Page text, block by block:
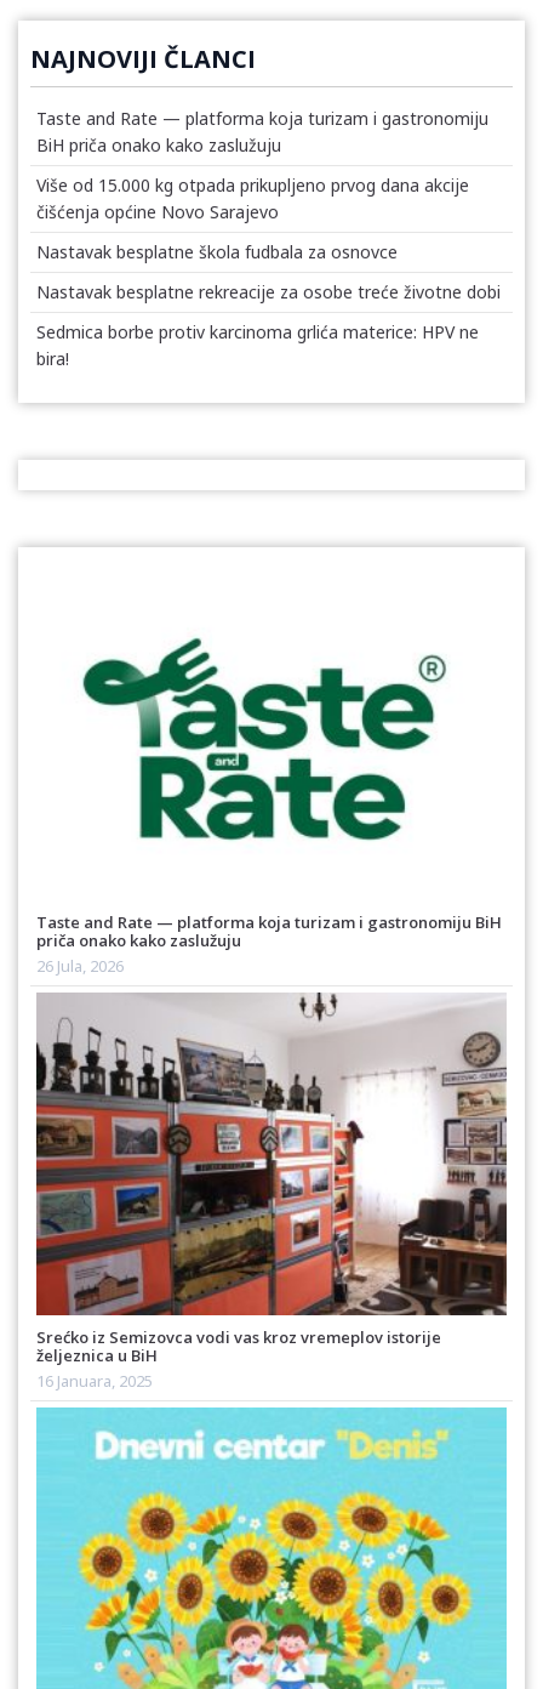
NAJNOVIJI ČLANCI
Taste and Rate — platforma koja turizam i gastronomiju
BiH priča onako kako zaslužuju
Više od 15.000 kg otpada prikupljeno prvog dana akcije
čišćenja općine Novo Sarajevo
Nastavak besplatne škola fudbala za osnovce
Nastavak besplatne rekreacije za osobe treće životne dobi
Sedmica borbe protiv karcinoma grlića materice: HPV ne
bira!
Taste and Rate — platforma koja turizam i gastronomiju BiH
priča onako kako zaslužuju
26 Jula, 2026
Srećko iz Semizovca vodi vas kroz vremeplov istorije
željeznica u BiH
16 Januara, 2025